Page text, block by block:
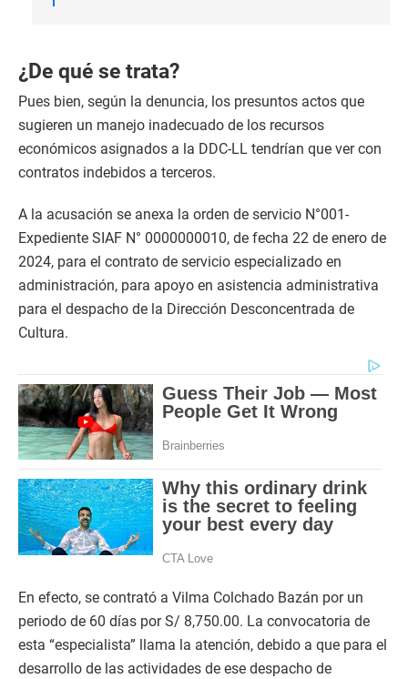
¿De qué se trata?
Pues bien, según la denuncia, los presuntos actos que
sugieren un manejo inadecuado de los recursos
económicos asignados a la DDC-LL tendrían que ver con
contratos indebidos a terceros.
A la acusación se anexa la orden de servicio N°001-
Expediente SIAF N° 0000000010, de fecha 22 de enero de
2024, para el contrato de servicio especializado en
administración, para apoyo en asistencia administrativa
para el despacho de la Dirección Desconcentrada de
Cultura.
En efecto, se contrató a Vilma Colchado Bazán por un
periodo de 60 días por S/ 8,750.00. La convocatoria de
esta “especialista” llama la atención, debido a que para el
desarrollo de las actividades de ese despacho de